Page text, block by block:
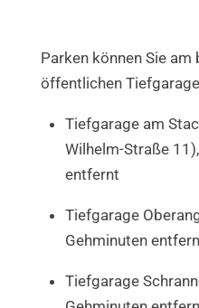
Parken können Sie
öffentlichen
Tiefgarage am
Wilhelm-Straße
entfernt
Tiefgarage
Gehminuten
Tiefgarage